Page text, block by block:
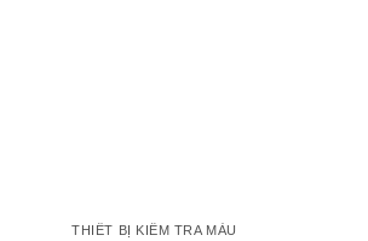
THIẾT BỊ KIỂM TRA MÀU